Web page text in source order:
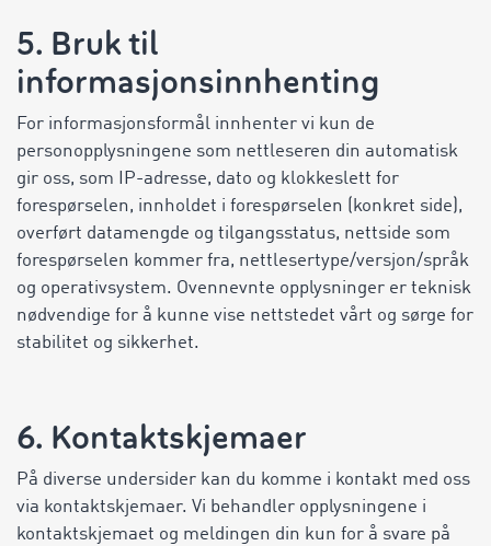
5. Bruk til
informasjonsinnhenting
For informasjonsformål innhenter vi kun de
personopplysningene som nettleseren din automatisk
gir oss, som IP-adresse, dato og klokkeslett for
forespørselen, innholdet i forespørselen (konkret side),
overført datamengde og tilgangsstatus, nettside som
forespørselen kommer fra, nettlesertype/versjon/språk
og operativsystem. Ovennevnte opplysninger er teknisk
nødvendige for å kunne vise nettstedet vårt og sørge for
stabilitet og sikkerhet.
6. Kontaktskjemaer
På diverse undersider kan du komme i kontakt med oss
via kontaktskjemaer. Vi behandler opplysningene i
kontaktskjemaet og meldingen din kun for å svare på